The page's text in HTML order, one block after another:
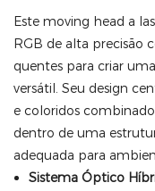
Este moving head a
RGB de alta precisão
quentes para criar
versátil. Seu design
e coloridos
dentro de uma
adequada para
Sistema Óptico